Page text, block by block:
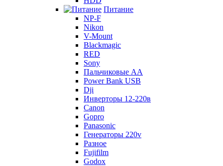
Питание
NP-F
Nikon
V-Mount
Blackmagic
RED
Sony
Пальчиковые AA
Power Bank USB
Dji
Инверторы 12-220в
Canon
Gopro
Panasonic
Генераторы 220v
Разное
Fujifilm
Godox